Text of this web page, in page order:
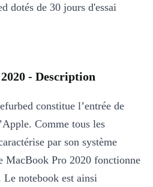
dotés de 30 jours d'essai
- Description
constitue l’entrée de
Comme tous les
par son système
MacBook Pro 2020 fonctionne
Le notebook est ainsi